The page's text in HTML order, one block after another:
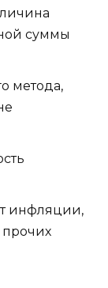
суммы
метода,
инфляции,
прочих